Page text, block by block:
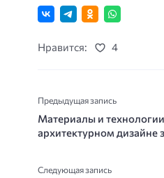
Нравится: 4
Предыдущая запись
Материалы и
архитектурном дизайне
Следующая запись